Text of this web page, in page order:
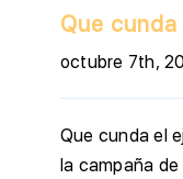
Que
octubre 7th,
Que cunda el
la campaña